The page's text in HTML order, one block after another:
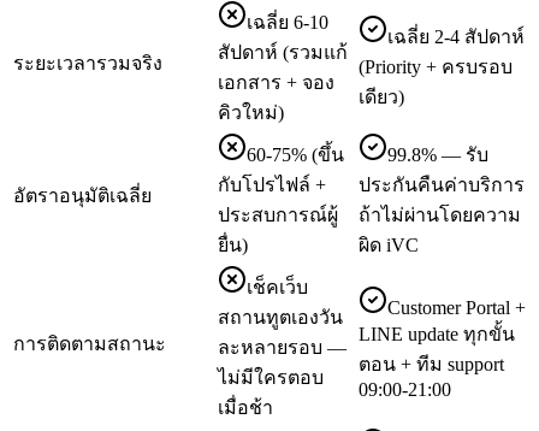
ระยะเวลารวมจริง
เฉลี่ย 6-10
สัปดาห์ (รวมแก้
เอกสาร + จอง
คิวใหม่)
เฉลี่ย 2-4 สัปดาห์
(Priority + ครบรอบ
เดียว)
อัตราอนุมัติเฉลี่ย
60-75% (ขึ้น
กับโปรไฟล์ +
ประสบการณ์ผู้
ยื่น)
99.8% — รับ
ประกันคืนค่าบริการ
ถ้าไม่ผ่านโดยความ
ผิด iVC
การติดตามสถานะ
เช็คเว็บ
สถานทูตเองวัน
ละหลายรอบ —
ไม่มีใครตอบ
เมื่อช้า
Customer Portal +
LINE update ทุกขั้น
ตอน + ทีม support
09:00-21:00